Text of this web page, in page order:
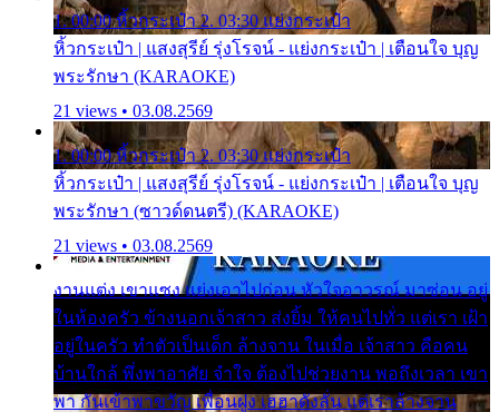
1. 00:00 หิ้วกระเป๋า 2. 03:30 แย่งกระเป๋า
หิ้วกระเป๋า | แสงสุรีย์ รุ่งโรจน์ - แย่งกระเป๋า | เตือนใจ บุญ
พระรักษา (KARAOKE)
21 views • 03.08.2569
1. 00:00 หิ้วกระเป๋า 2. 03:30 แย่งกระเป๋า
หิ้วกระเป๋า | แสงสุรีย์ รุ่งโรจน์ - แย่งกระเป๋า | เตือนใจ บุญ
พระรักษา (ซาวด์ดนตรี) (KARAOKE)
21 views • 03.08.2569
งานแต่ง เขาแซง แย่งเอาไปก่อน หัวใจอาวรณ์ มาซ่อน อยู่
ในห้องครัว ข้างนอกเจ้าสาว ส่งยิ้ม ให้คนไปทั่ว แต่เรา เฝ้า
อยู่ในครัว ทำตัวเป็นเด็ก ล้างจาน ในเมื่อ เจ้าสาว คือคน
บ้านใกล้ พึ่งพาอาศัย จำใจ ต้องไปช่วยงาน พอถึงเวลา เขา
พา กันเข้าพาขวัญ เพื่อนฝูง เฮฮาดังลั่น แต่เราล้างจาน